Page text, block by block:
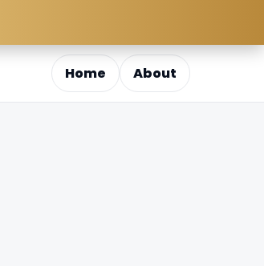
Home About